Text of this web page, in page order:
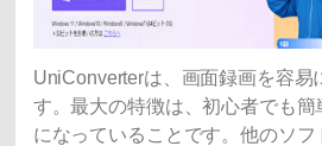
UniConverterは、画面録画を容易
す。最大の特徴は、初心者でも簡
になっていることです。他のソフ